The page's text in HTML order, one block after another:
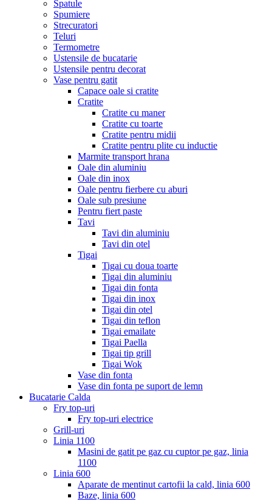
Spatule
Spumiere
Strecuratori
Teluri
Termometre
Ustensile de bucatarie
Ustensile pentru decorat
Vase pentru gatit
Capace oale si cratite
Cratite
Cratite cu maner
Cratite cu toarte
Cratite pentru midii
Cratite pentru plite cu inductie
Marmite transport hrana
Oale din aluminiu
Oale din inox
Oale pentru fierbere cu aburi
Oale sub presiune
Pentru fiert paste
Tavi
Tavi din aluminiu
Tavi din otel
Tigai
Tigai cu doua toarte
Tigai din aluminiu
Tigai din fonta
Tigai din inox
Tigai din otel
Tigai din teflon
Tigai emailate
Tigai Paella
Tigai tip grill
Tigai Wok
Vase din fonta
Vase din fonta pe suport de lemn
Bucatarie Calda
Fry top-uri
Fry top-uri electrice
Grill-uri
Linia 1100
Masini de gatit pe gaz cu cuptor pe gaz, linia
1100
Linia 600
Aparate de mentinut cartofii la cald, linia 600
Baze, linia 600